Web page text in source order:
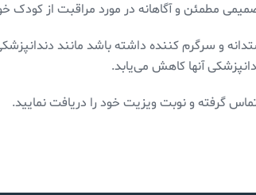
مطمئن و آگاهانه در مورد مراقبت از کودک
و سرگرم کننده داشته باشد مانند
آنها کاهش می‌یابد.
گرفته و نوبت ویزیت خود را دریافت نمایید.